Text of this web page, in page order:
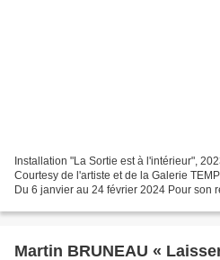
Installation "La Sortie est à l'intérieur",
Courtesy de l'artiste et de la Galerie
Du 6 janvier au 24 février 2024 Pour son
Martin BRUNEAU «